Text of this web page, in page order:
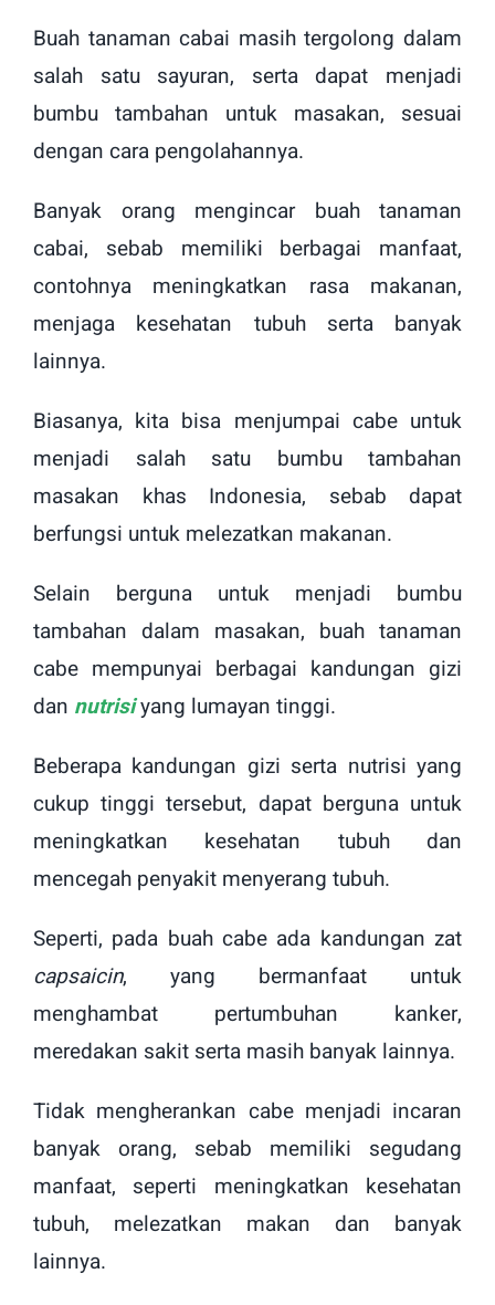
Buah tanaman cabai masih tergolong dalam
salah satu sayuran, serta dapat menjadi
bumbu tambahan untuk masakan, sesuai
dengan cara pengolahannya.
Banyak orang mengincar buah tanaman
cabai, sebab memiliki berbagai manfaat,
contohnya meningkatkan rasa makanan,
menjaga kesehatan tubuh serta banyak
lainnya.
Biasanya, kita bisa menjumpai cabe untuk
menjadi salah satu bumbu tambahan
masakan khas Indonesia, sebab dapat
berfungsi untuk melezatkan makanan.
Selain berguna untuk menjadi bumbu
tambahan dalam masakan, buah tanaman
cabe mempunyai berbagai kandungan gizi
dan nutrisiyang lumayan tinggi.
Beberapa kandungan gizi serta nutrisi yang
cukup tinggi tersebut, dapat berguna untuk
meningkatkan kesehatan tubuh dan
mencegah penyakit menyerang tubuh.
Seperti, pada buah cabe ada kandungan zat
capsaicin, yang bermanfaat untuk
menghambat pertumbuhan kanker,
meredakan sakit serta masih banyak lainnya.
Tidak mengherankan cabe menjadi incaran
banyak orang, sebab memiliki segudang
manfaat, seperti meningkatkan kesehatan
tubuh, melezatkan makan dan banyak
lainnya.